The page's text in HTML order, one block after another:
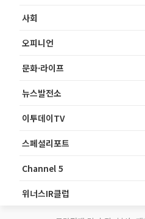
사회
오피니언
문화·라이프
뉴스발전소
이투데이TV
스페셜리포트
Channel 5
위너스IR클럽